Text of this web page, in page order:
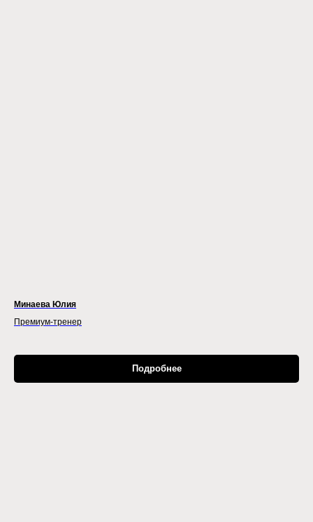
Минаева Юлия
Премиум-тренер
Подробнее